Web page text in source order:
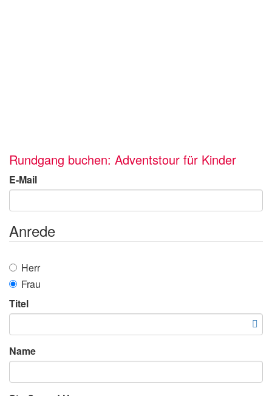
Rundgang buchen: Adventstour für Kinder
E-Mail
Anrede
Herr
Frau
Titel
Name